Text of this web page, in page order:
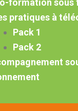
formation sous
pratiques à
Pack 1
Pack 2